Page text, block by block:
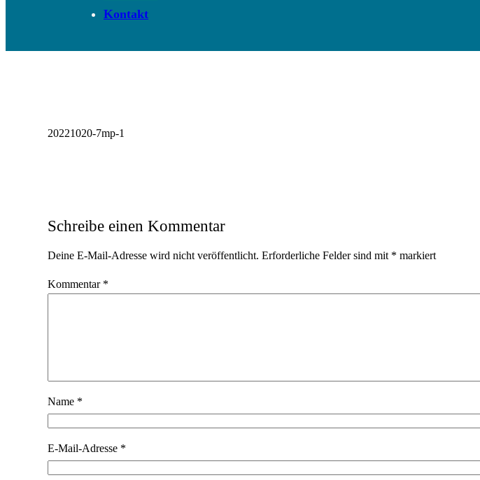
Kontakt
20221020-7mp-1
Schreibe einen Kommentar
Deine E-Mail-Adresse wird nicht veröffentlicht. Erforderliche Felder sind mit * markiert
Kommentar *
Name *
E-Mail-Adresse *